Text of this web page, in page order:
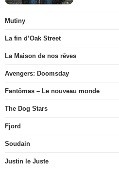
Mutiny
La fin d’Oak Street
La Maison de nos rêves
Avengers: Doomsday
Fantômas – Le nouveau monde
The Dog Stars
Fjord
Soudain
Justin le Juste